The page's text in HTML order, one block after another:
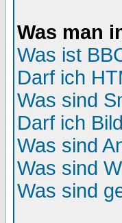
Was man
Was ist
Darf ich
Was sind
Darf ich
Was sind
Was sind
Was sind